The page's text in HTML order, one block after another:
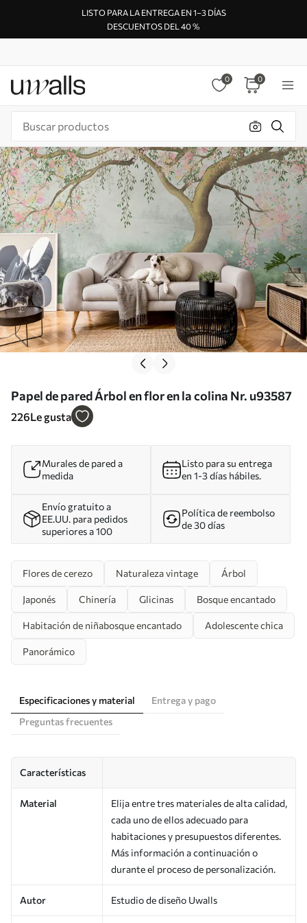
LISTO PARA LA ENTREGA EN 1–3 DÍAS
DESCUENTOS DEL 40 %
0 0
Papel de pared Árbol en flor en la colina Nr. u93587
226Le gusta
Murales de pared a
medida
Listo para su entrega
en 1-3 días hábiles.
Envío gratuito a
EE.UU. para pedidos
superiores a 100
Política de reembolso
de 30 días
Flores de cerezo Naturaleza vintage Árbol
Japonés Chinería Glicinas Bosque encantado
Habitación de niñabosque encantado Adolescente chica
Panorámico
Especificaciones y material
Entrega y pago
Preguntas frecuentes
Características
Material
Elija entre tres materiales de alta calidad,
cada uno de ellos adecuado para
habitaciones y presupuestos diferentes.
Más información a continuación o
durante el proceso de personalización.
Autor Estudio de diseño Uwalls